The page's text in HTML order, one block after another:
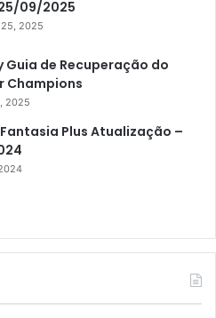
09/2025
2025
Guia de Recuperação do
Champions
2025
Plus Atualização –